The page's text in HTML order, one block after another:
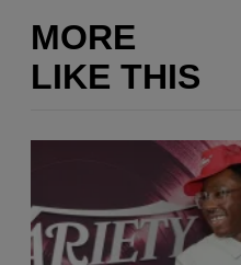
MORE
LIKE THIS